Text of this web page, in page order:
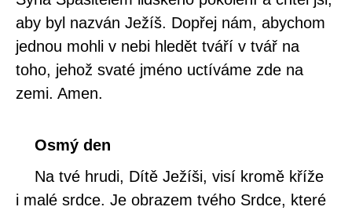
aby byl nazván Ježíš. Dopřej nám, abychom
jednou mohli v nebi hledět tváří v tvář na
toho, jehož svaté jméno uctíváme zde na
zemi. Amen.
Osmý den
Na tvé hrudi, Dítě Ježíši, visí kromě kříže
i malé srdce. Je obrazem tvého Srdce, které